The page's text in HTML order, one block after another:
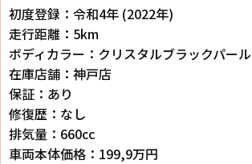
初度登録：令和4年 (2022年)
走行距離：5km
ボディカラー：クリスタルブラックパール
在庫店舗：神戸店
保証：あり
修復歴：なし
排気量：660cc
車両本体価格：199,9万円